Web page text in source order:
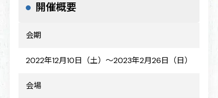
開催概要
会期
2022年12月10日（土）～2023年2月26日（日）
会場